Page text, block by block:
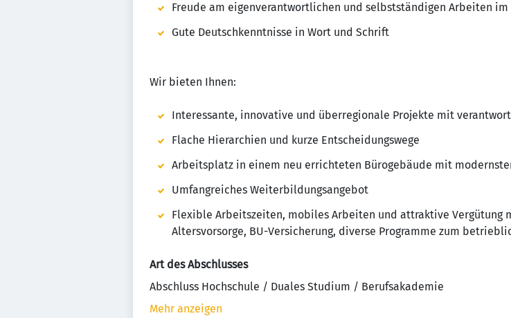
Freude am eigenverantwortlichen und selbstständigen Arbeiten im
Gute Deutschkenntnisse in Wort und Schrift
Wir bieten Ihnen:
Interessante, innovative und überregionale Projekte mit
Flache Hierarchien und kurze Entscheidungswege
Arbeitsplatz in einem neu errichteten Bürogebäude mit
Umfangreiches Weiterbildungsangebot
Flexible Arbeitszeiten, mobiles Arbeiten und attraktive Vergütung
Altersvorsorge, BU-Versicherung, diverse Programme zum
Art des Abschlusses
Abschluss Hochschule / Duales Studium / Berufsakademie
Mehr anzeigen